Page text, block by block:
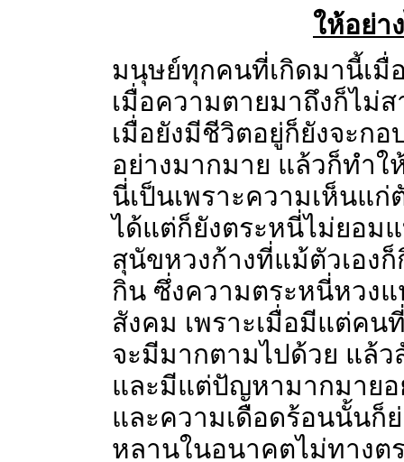
ให้อย่า
มนุษย์ทุกคนที่เกิดมานี้เมื่
เมื่อความตายมาถึงก็ไม่ส
เมื่อยังมีชีวิตอยู่ก็ยังจะกอ
อย่างมากมาย แล้วก็ทำ
นี่เป็นเพราะความเห็นแก่
ได้แต่ก็ยังตระหนี่ไม่ยอม
สุนัขหวงก้างที่แม้ตัวเอง
กิน ซึ่งความตระหนี่หวง
สังคม เพราะเมื่อมีแต่ค
จะมีมากตามไปด้วย แล้
และมีแต่ปัญหามากมาย
และความเดือดร้อนนั้นก็
หลานในอนาคตไม่ทางต